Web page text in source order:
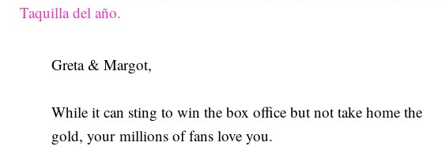
Taquilla del año.
Greta & Margot,
While it can sting to win the box office but not take home the
gold, your millions of fans love you.